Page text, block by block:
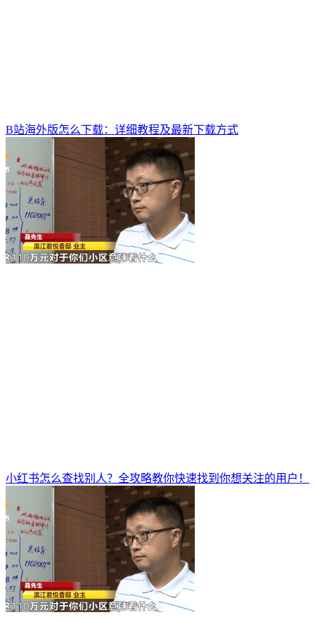
B站海外版怎么下载：详细教程及最新下载方式
小红书怎么查找别人？全攻略教你快速找到你想关注的用户！